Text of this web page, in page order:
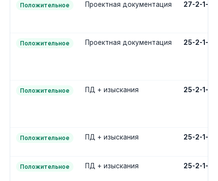
Положительное Проектная документация 27-2-1-2-
Положительное Проектная документация 25-2-1-2-
Положительное ПД + изыскания 25-2-1-
Положительное ПД + изыскания 25-2-1-
Положительное ПД + изыскания 25-2-1-